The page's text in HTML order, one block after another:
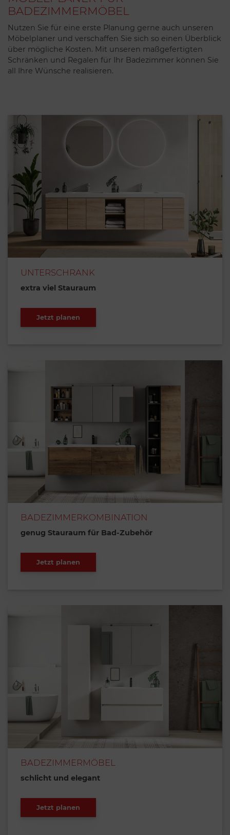
BADEZIMMERMÖBEL
Nutzen Sie für eine erste Planung gerne auch unseren
Möbelplaner und verschaffen Sie sich so einen Überblick
über mögliche Kosten. Mit unseren maßgefertigten
Schränken und Regalen für Ihr Badezimmer können Sie
all Ihre Wünsche realisieren.
UNTERSCHRANK
extra viel Stauraum
Jetzt planen
BADEZIMMERKOMBINATION
genug Stauraum für Bad-Zubehör
Jetzt planen
BADEZIMMERMÖBEL
schlicht und elegant
Jetzt planen